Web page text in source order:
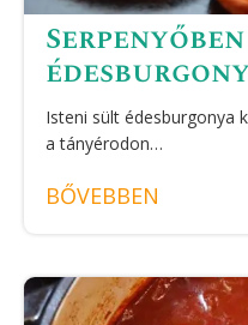
Isteni sült édesburgonya
a tányérodon…
BŐVEBBEN